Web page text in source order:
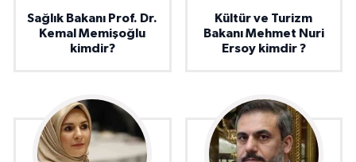
Sağlık Bakanı Prof. Dr.
Kemal Memişoğlu
kimdir?
Kültür ve Turizm
Bakanı Mehmet Nuri
Ersoy kimdir ?